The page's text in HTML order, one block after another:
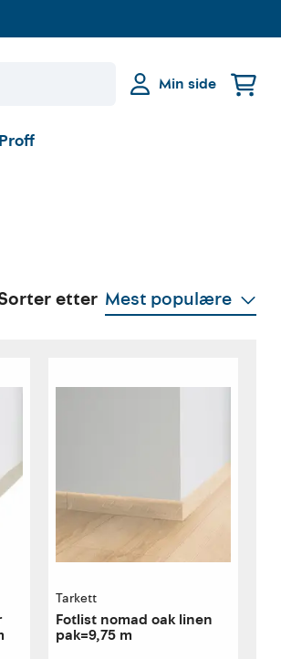
Min side
etter Mest populære
Tarkett
Fotlist nomad oak linen
pak=9,75 m